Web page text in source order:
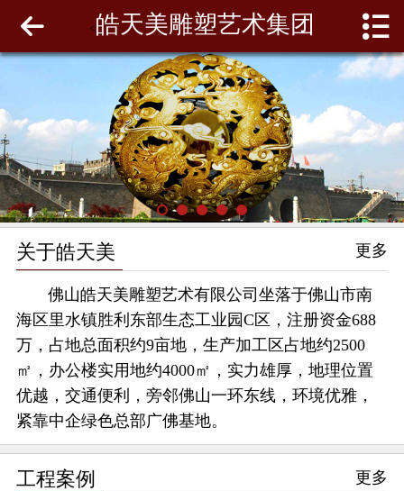
网站首页
最新动态
工程案例
雕塑泥模
<皓天美雕塑艺术集团
关于皓天美 更多
佛山皓天美雕塑艺术有限公司坐落于佛山市南
海区里水镇胜利东部生态工业园C区，注册资金688
万，占地总面积约9亩地，生产加工区占地约2500
㎡，办公楼实用地约4000㎡，实力雄厚，地理位置
优越，交通便利，旁邻佛山一环东线，环境优雅，
紧靠中企绿色总部广佛基地。
工程案例 更多